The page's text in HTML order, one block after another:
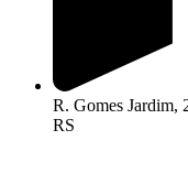
R. Gomes Jardim,
RS